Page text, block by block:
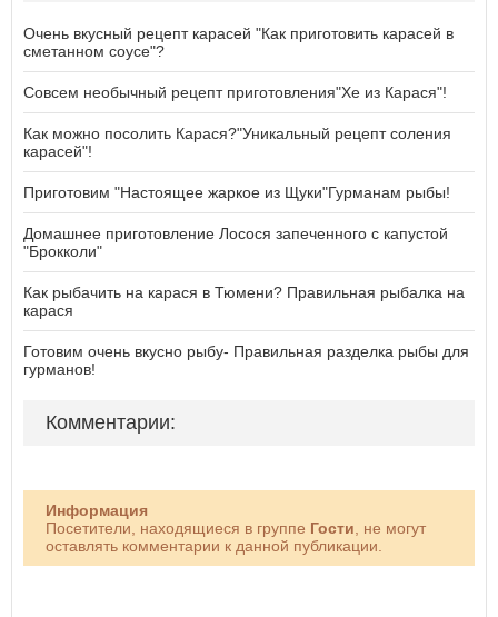
Очень вкусный рецепт карасей "Как приготовить карасей в
сметанном соусе"?
Совсем необычный рецепт приготовления"Хе из Карася"!
Как можно посолить Карася?"Уникальный рецепт соления
карасей"!
Приготовим "Настоящее жаркое из Щуки"Гурманам рыбы!
Домашнее приготовление Лосося запеченного с капустой
"Брокколи"
Как рыбачить на карася в Тюмени? Правильная рыбалка на
карася
Готовим очень вкусно рыбу- Правильная разделка рыбы для
гурманов!
Комментарии:
Информация
Посетители, находящиеся в группе Гости , не могут
оставлять комментарии к данной публикации.